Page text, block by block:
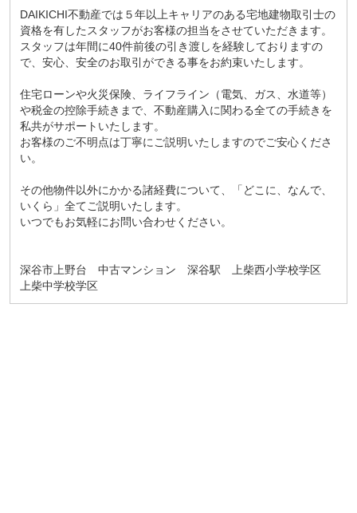
DAIKICHI不動産では５年以上キャリアのある宅地建物取引士の
資格を有したスタッフがお客様の担当をさせていただきます。
スタッフは年間に40件前後の引き渡しを経験しておりますの
で、安心、安全のお取引ができる事をお約束いたします。
住宅ローンや火災保険、ライフライン（電気、ガス、水道等）
や税金の控除手続きまで、不動産購入に関わる全ての手続きを
私共がサポートいたします。
お客様のご不明点は丁寧にご説明いたしますのでご安心くださ
い。
その他物件以外にかかる諸経費について、「どこに、なんで、
いくら」全てご説明いたします。
いつでもお気軽にお問い合わせください。
深谷市上野台 中古マンション 深谷駅 上柴西小学校学区
上柴中学校学区